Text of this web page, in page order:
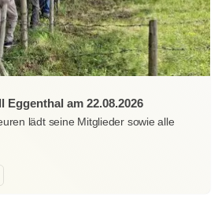
am 22.08.2026
lädt seine Mitglieder sowie alle